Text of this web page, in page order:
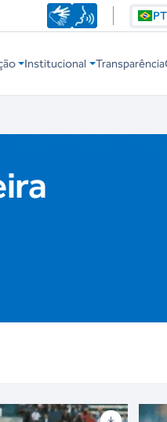
PT
Institucional Transparência